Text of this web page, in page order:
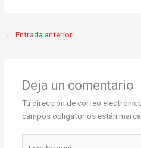
← Entrada anterior
Deja un comentario
Tu dirección de correo
campos obligatorios están